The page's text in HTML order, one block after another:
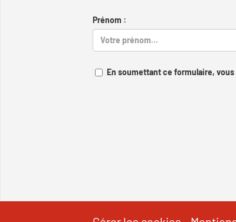
Prénom :
En soumettant ce formulaire,